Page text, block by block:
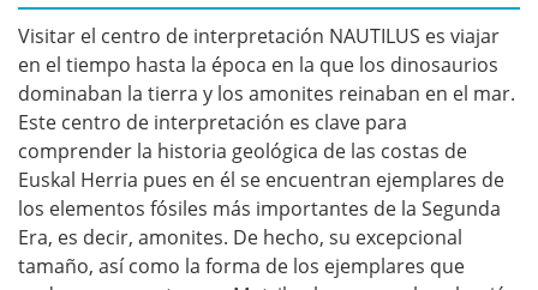
Visitar el centro de interpretación NAUTILUS es viajar
en el tiempo hasta la época en la que los dinosaurios
dominaban la tierra y los amonites reinaban en el mar.
Este centro de interpretación es clave para
comprender la historia geológica de las costas de
Euskal Herria pues en él se encuentran ejemplares de
los elementos fósiles más importantes de la Segunda
Era, es decir, amonites. De hecho, su excepcional
tamaño, así como la forma de los ejemplares que